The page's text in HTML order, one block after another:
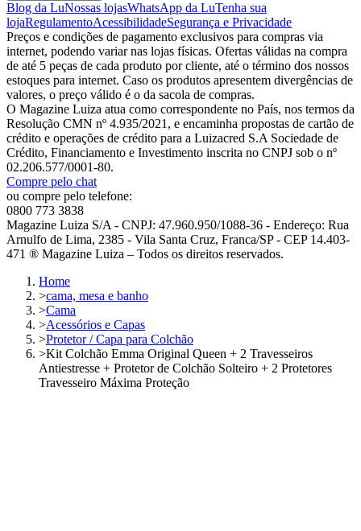
Blog da LuNossas lojasWhatsApp da LuTenha sua
lojaRegulamentoAcessibilidadeSegurança e Privacidade
Preços e condições de pagamento exclusivos para compras via
internet, podendo variar nas lojas físicas. Ofertas válidas na compra
de até 5 peças de cada produto por cliente, até o término dos nossos
estoques para internet. Caso os produtos apresentem divergências de
valores, o preço válido é o da sacola de compras.
O Magazine Luiza atua como correspondente no País, nos termos da
Resolução CMN nº 4.935/2021, e encaminha propostas de cartão de
crédito e operações de crédito para a Luizacred S.A Sociedade de
Crédito, Financiamento e Investimento inscrita no CNPJ sob o nº
02.206.577/0001-80.
Compre pelo chat
ou compre pelo telefone:
0800 773 3838
Magazine Luiza S/A - CNPJ: 47.960.950/1088-36 - Endereço: Rua
Arnulfo de Lima, 2385 - Vila Santa Cruz, Franca/SP - CEP 14.403-
471 ® Magazine Luiza – Todos os direitos reservados.
Home
>cama, mesa e banho
>Cama
>Acessórios e Capas
>Protetor / Capa para Colchão
>Kit Colchão Emma Original Queen + 2 Travesseiros
Antiestresse + Protetor de Colchão Solteiro + 2 Protetores
Travesseiro Máxima Proteção